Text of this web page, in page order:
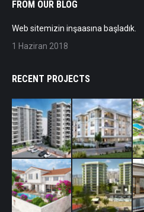
FROM OUR BLOG
Web sitemizin inşaasına başladık.
1 Haziran 2018
RECENT PROJECTS